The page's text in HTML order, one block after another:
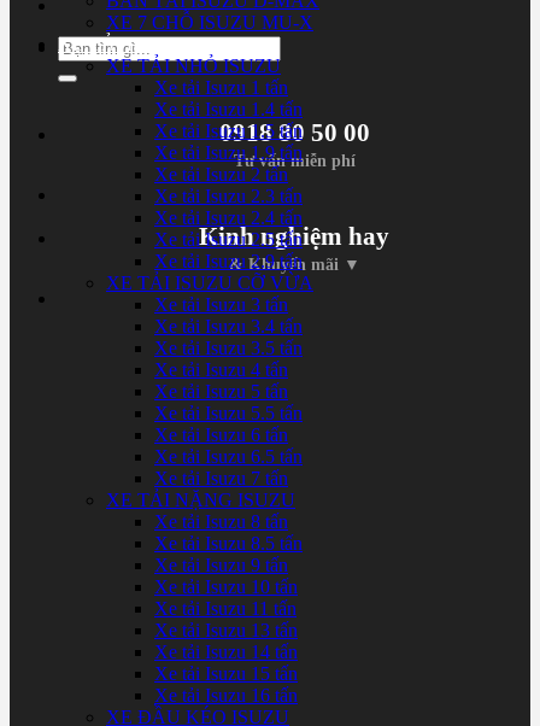
Tìm
kiếm:
0918 80 50 00
Tư vấn miễn phí
Kinh nghiệm hay
& Khuyến mãi ▼
XE 7 CHỖ ISUZU MU-X
XE TẢI ISUZU
XE TẢI NHỎ ISUZU
Xe tải Isuzu 1 tấn
Xe tải Isuzu 1.4 tấn
Xe tải Isuzu 1.5 tấn
Xe tải Isuzu 1.9 tấn
Xe tải Isuzu 2 tấn
Xe tải Isuzu 2.3 tấn
Xe tải Isuzu 2.4 tấn
Xe tải Isuzu 2.5 tấn
Xe tải Isuzu 2.9 tấn
XE TẢI ISUZU CỠ VỪA
Xe tải Isuzu 3 tấn
Xe tải Isuzu 3.4 tấn
Xe tải Isuzu 3.5 tấn
Xe tải Isuzu 4 tấn
Xe tải Isuzu 5 tấn
Xe tải Isuzu 5.5 tấn
Xe tải Isuzu 6 tấn
Xe tải Isuzu 6.5 tấn
Xe tải Isuzu 7 tấn
XE TẢI NẶNG ISUZU
Xe tải Isuzu 8 tấn
Xe tải Isuzu 8.5 tấn
Xe tải Isuzu 9 tấn
Xe tải Isuzu 10 tấn
Xe tải Isuzu 11 tấn
Xe tải Isuzu 13 tấn
Xe tải Isuzu 14 tấn
Xe tải Isuzu 15 tấn
Xe tải Isuzu 16 tấn
XE ĐẦU KÉO ISUZU